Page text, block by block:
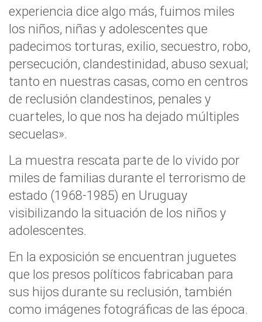
experiencia dice algo más, fuimos miles
los niños, niñas y adolescentes que
padecimos torturas, exilio, secuestro, robo,
persecución, clandestinidad, abuso sexual;
tanto en nuestras casas, como en centros
de reclusión clandestinos, penales y
cuarteles, lo que nos ha dejado múltiples
secuelas».
La muestra rescata parte de lo vivido por
miles de familias durante el terrorismo de
estado (1968-1985) en Uruguay
visibilizando la situación de los niños y
adolescentes.
En la exposición se encuentran juguetes
que los presos políticos fabricaban para
sus hijos durante su reclusión, también
como imágenes fotográficas de las época.